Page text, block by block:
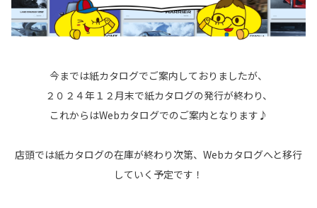
今までは紙カタログでご案内しておりましたが、
２０２４年１２月末で紙カタログの発行が終わり、
これからはWebカタログでのご案内となります♪
店頭では紙カタログの在庫が終わり次第、Webカタログへと移行
していく予定です！